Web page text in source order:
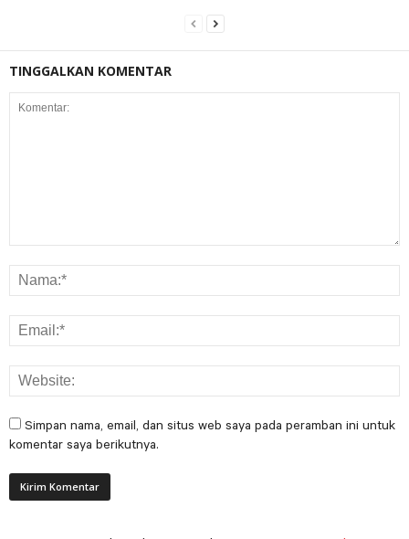
TINGGALKAN KOMENTAR
Simpan nama, email, dan situs web saya pada peramban ini untuk
komentar saya berikutnya.